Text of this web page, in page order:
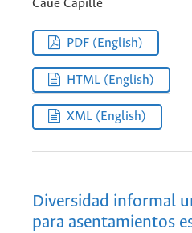
Cauê Capillé
PDF (English)
HTML (English)
XML (English)
Diversidad informal
para asentamientos